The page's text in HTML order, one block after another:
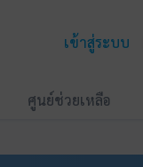
เข้าสู่ระบบ
ศูนย์ช่วยเหลือ